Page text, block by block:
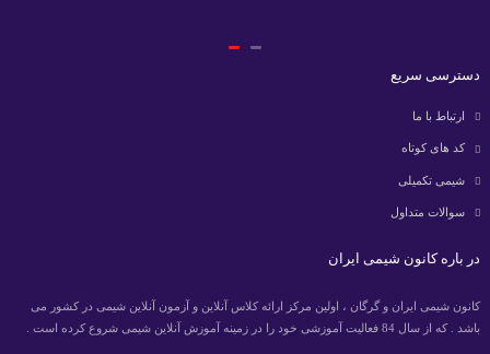
دسترسی سریع
ارتباط با ما
کد های کوتاه
شیمی تکمیلی
سوالات متداول
در باره کانون شیمی ایران
کانون شیمی ایران و گرگان ، اولین مرکز ارائه کلاس آنلاین و آزمون آنلاین شیمی در کشور می
باشد . که از سال 84 فعالیت آموزشی خود را در زمینه آموزش آنلاین شیمی شروع کرده است .